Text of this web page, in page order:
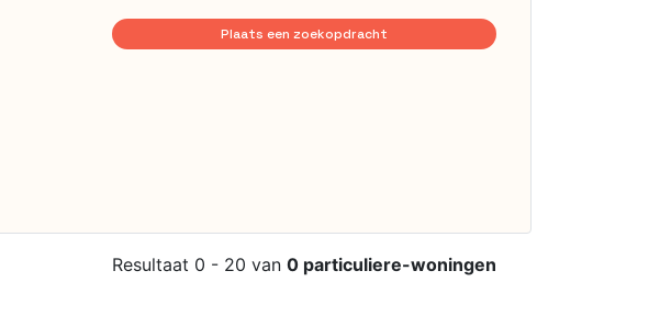
Plaats een zoekopdracht
Resultaat 0 - 20 van 0 particuliere-woningen